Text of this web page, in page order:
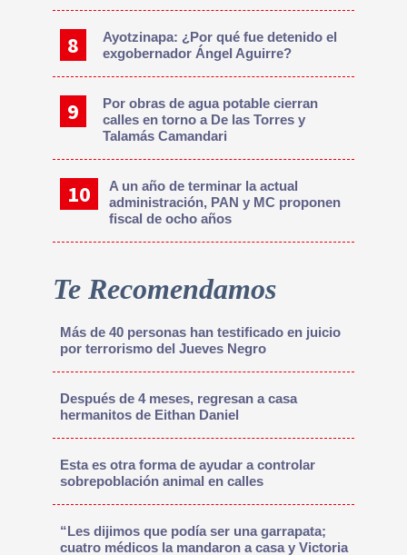
Ayotzinapa: ¿Por qué fue detenido el
exgobernador Ángel Aguirre?
Por obras de agua potable cierran
calles en torno a De las Torres y
Talamás Camandari
A un año de terminar la actual
administración, PAN y MC proponen
fiscal de ocho años
Te Recomendamos
Más de 40 personas han testificado en juicio
por terrorismo del Jueves Negro
Después de 4 meses, regresan a casa
hermanitos de Eithan Daniel
Esta es otra forma de ayudar a controlar
sobrepoblación animal en calles
“Les dijimos que podía ser una garrapata;
cuatro médicos la mandaron a casa y Victoria